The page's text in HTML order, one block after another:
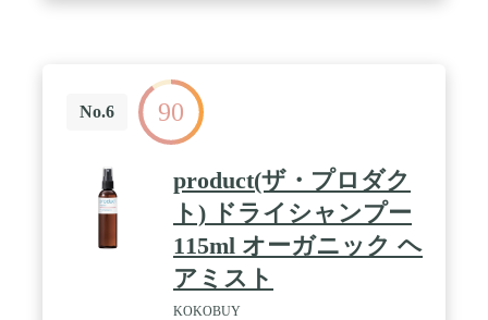
No.6 90
product(ザ・プロダク
ト) ドライシャンプー
115ml オーガニック ヘ
アミスト
KOKOBUY